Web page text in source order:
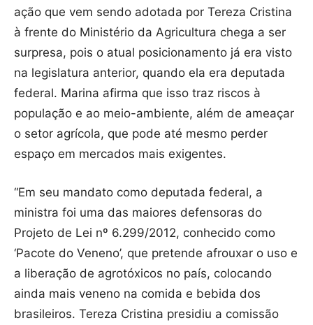
ação que vem sendo adotada por Tereza Cristina
à frente do Ministério da Agricultura chega a ser
surpresa, pois o atual posicionamento já era visto
na legislatura anterior, quando ela era deputada
federal. Marina afirma que isso traz riscos à
população e ao meio-ambiente, além de ameaçar
o setor agrícola, que pode até mesmo perder
espaço em mercados mais exigentes.
“Em seu mandato como deputada federal, a
ministra foi uma das maiores defensoras do
Projeto de Lei nº 6.299/2012, conhecido como
‘Pacote do Veneno’, que pretende afrouxar o uso e
a liberação de agrotóxicos no país, colocando
ainda mais veneno na comida e bebida dos
brasileiros. Tereza Cristina presidiu a comissão